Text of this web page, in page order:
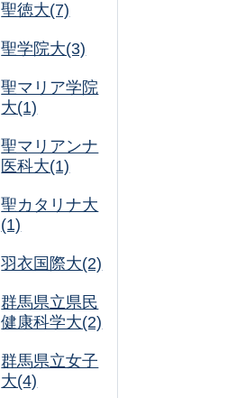
聖徳大(7)
聖学院大(3)
聖マリア学院
大(1)
聖マリアンナ
医科大(1)
聖カタリナ大
(1)
羽衣国際大(2)
群馬県立県民
健康科学大(2)
群馬県立女子
大(4)